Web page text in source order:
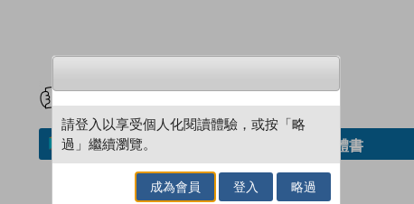
加入／閱讀電子書 借閱實體書
請登入以享受個人化閱讀體驗，或按「略
過」繼續瀏覽。
成為會員 登入 略過